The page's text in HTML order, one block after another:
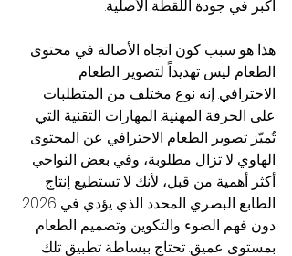
أكبر في جودة اللقطة الأصلية.
هذا هو سبب كون اتجاه الأصالة في محتوى
الطعام ليس تهديداً لتصوير الطعام
الاحترافي. إنه نوع مختلف من المتطلبات
على الحرفة المهنية. المهارات التقنية التي
تُميّز تصوير الطعام الاحترافي عن المحتوى
الهاوي لا تزال مطلوبة، وفي بعض النواحي
أكثر أهمية من قبل، لأنك لا تستطيع إنتاج
دون فهم الضوء والتكوين وتصميم الطعام
بمستوى عميق. تحتاج ببساطة تطبيق تلك